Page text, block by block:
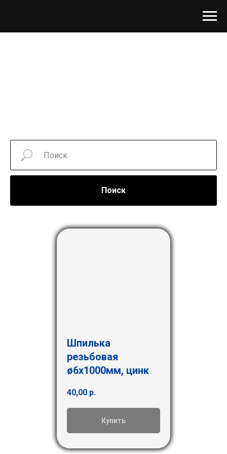
Поиск
Шпилька
резьбовая
ø6х1000мм, цинк
40,00 р.
Купить